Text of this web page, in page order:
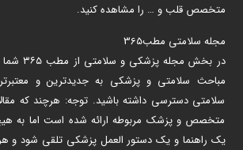
متخصص قلب و … را مشاهده کنید.
مجله سلامتی مطب365
در بخش
مباحث سلامتی و پزشکی به جدیدترین و
سلامتی دسترسی داشته باشید. توجه: هرچند که
متخصص و پزشک مربوطه ارائه شده است اما به هیچ
یک راهنما و یک دستور العمل پزشکی تلقی